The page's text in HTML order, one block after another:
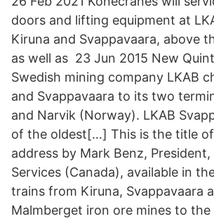
doors and lifting equipment at
Kiruna and Svappavaara, above
as well as 23 Jun 2015 New
Swedish mining company LKAB
and Svappavaara to its two
and Narvik (Norway). LKAB
of the oldest[…] This is the title
address by Mark Benz, President,
Services (Canada), available in
trains from Kiruna, Svappavaara
Malmberget iron ore mines to